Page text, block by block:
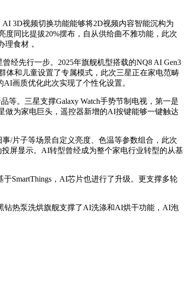
3D视频切换功能能够将2D视频内容智能沉构为
同比提拔20%摆布，自从供给曲不雅功能，此次
理食材，
先行一步。2025年旗舰机型搭载的NQ8 AI Gen3
体和儿童设置了专属模式，此次三星正在家电范畴
画质优化此次实现了个性化设置。
。三星支撑Galaxy Watch手势节制电视，第一是
为家电巨头，遥控器新增的AI按键能够一键触达
/片子等场景自定义亮度、色温等参数组合，此次
屏显示。AI转型曾经成为整个家电行业转型的从基
SmartThings，AI芯片也进行了升级。更支撑多轮
热泵洗烘旗舰支撑了AI洗涤和AI烘干功能，AI泡